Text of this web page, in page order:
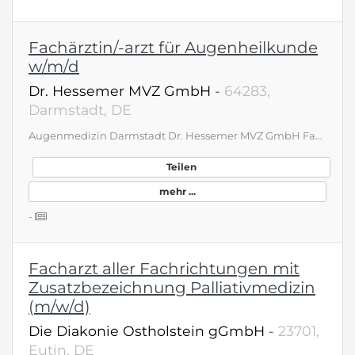
Fachärztin/-arzt für Augenheilkunde
w/m/d
Dr. Hessemer MVZ GmbH - 64283,
Darmstadt, DE
Augenmedizin Darmstadt Dr. Hessemer MVZ GmbH Fachärztin/-arzt für Augenheilkunde (w/m/d) gesucht für unsere privataugenärztliche Zweigpraxis Für die privataugenärztliche Zweigpraxis unseres MVZ an unserem Standort Rheinstraße im Zentrum von Darmstadt suchen wir schnellstmöglich eine Fachärztin/-arzt für Augenheilkunde (w/m/d) in Vollzeit oder Teilzeit. Beschäftigungsart: Vollzeit, Teilzeit Ihre Aufgabe: augenärztliche Privat- und Selbstzahlersprechstunde Ihr Profil: deutsche Approbation gute Kenntnisse in konservativer Augenheilkunde Freude an Teamarbeit und einem wertschätzenden Miteinander Wir bieten Ihnen: unbefristete Vollzeit- oder Teilzeitstelle attraktives übertarifliches Gehalt geregelte Arbeitszeiten angenehme Arbeitsatmosphäre in rein privatärztlicher Zweigpraxis Entlastung von administrativen Tätigkeiten durch zentrale MVZ-Verwaltung offenen kollegialen Austausch und flache Hierarchien an unseren 5 Standorten tatkräftige Unterstützung durch erfahrene und engagierte Teams Stellung eines Parkplatzes bzw. Kostenübernahme für den ÖPNV regelmäßige ärztliche Fortbildungen und Teammeetings Nutzung des Vorteilsportals für Mitarbeiterangebote (einkaufen mit Rabatt) kostenfreies betriebliches Trainings- und Fitnessangebot Haben wir Ihr Interesse geweckt und wollen Sie sich unserem freundlichen und sympathischen Team anschließen? Wir freuen uns auf Ihre Bewerbung! Für eine telefonische Kontaktaufnahme wählen Sie bitte: 06151-40 66 33 Schriftliche Bewerbungen an: Dr. Hessemer MVZ GmbH, Sekretariat, Martinspfad 72, 64285 Darmstadt
Teilen
mehr ...
-
Facharzt aller Fachrichtungen mit
Zusatzbezeichnung Palliativmedizin
(m/w/d)
Die Diakonie Ostholstein gGmbH - 23701,
Eutin, DE